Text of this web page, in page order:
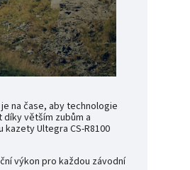
na čase, aby technologie
díky větším zubům a
Ultegra CS-R8100
výkon pro každou závodní